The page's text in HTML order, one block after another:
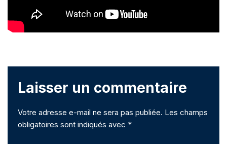
Laisser un commentaire
Votre adresse e-mail ne sera pas publiée. Les champs
obligatoires sont indiqués avec *